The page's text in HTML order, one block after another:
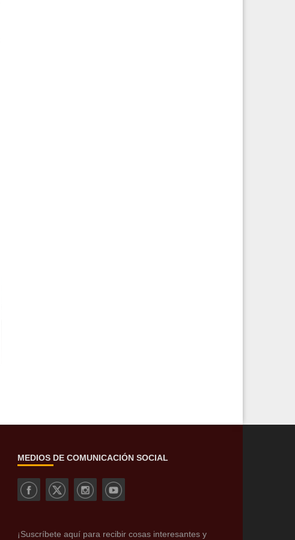
MEDIOS DE COMUNICACIÓN SOCIAL
¡Suscríbete aquí para recibir cosas interesantes y